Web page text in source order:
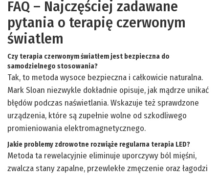
FAQ – Najczęściej zadawane
pytania o terapię czerwonym
światlem
Czy terapia czerwonym światłem jest bezpieczna do
samodzielnego stosowania?
Tak, to metoda wysoce bezpieczna i całkowicie naturalna.
Mark Sloan niezwykle dokładnie opisuje, jak mądrze unikać
błędów podczas naświetlania. Wskazuje też sprawdzone
urządzenia, które są zupełnie wolne od szkodliwego
promieniowania elektromagnetycznego.
Jakie problemy zdrowotne rozwiąże regularna terapia LED?
Metoda ta rewelacyjnie eliminuje uporczywy ból mięśni,
zwalcza stany zapalne, przewlekłe zmęczenie oraz łagodzi